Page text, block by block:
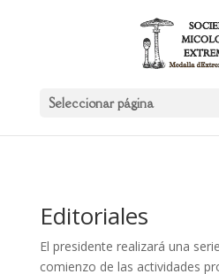
Seleccionar página
Editoriales
El presidente realizará una
comienzo de las actividades